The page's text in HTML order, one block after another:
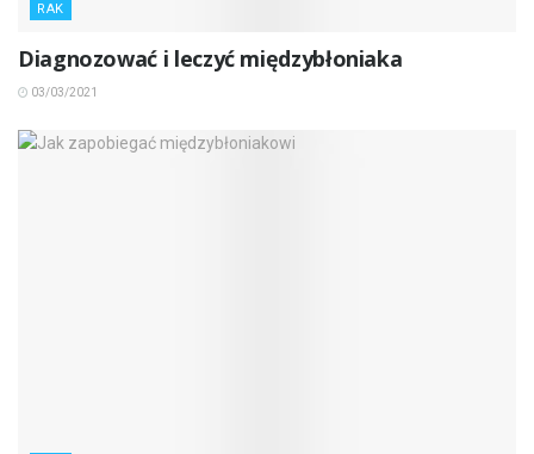
RAK
Diagnozować i leczyć międzybłoniaka
03/03/2021